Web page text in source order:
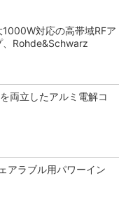
1000W対応の高帯域RFア
、Rohde&Schwarz
両立したアルミ電解コ
ラブル用パワーイン